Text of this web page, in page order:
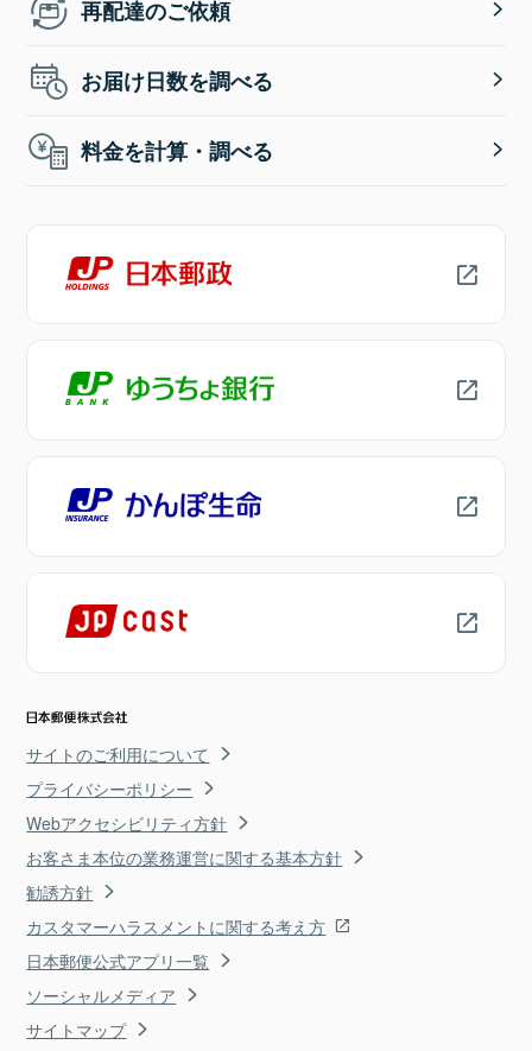
再配達のご依頼
お届け日数を調べる
料金を計算・調べる
サイトのご利用について
プライバシーポリシー
Webアクセシビリティ方針
お客さま本位の業務運営に関する基本方針
勧誘方針
カスタマーハラスメントに関する考え方
日本郵便公式アプリ一覧
ソーシャルメディア
サイトマップ